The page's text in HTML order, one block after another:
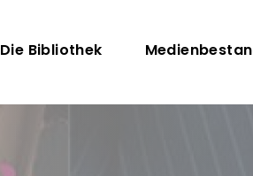
Die Bibliothek